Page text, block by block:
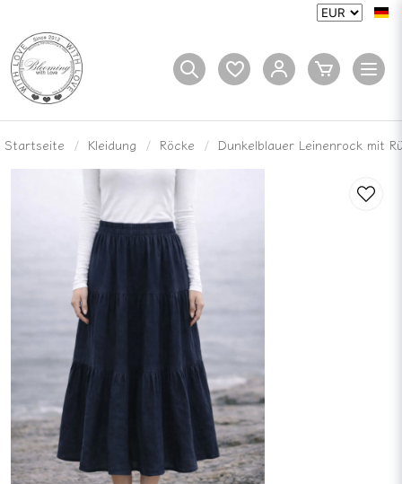
Startseite Kleidung Röcke Dunkelblauer Leinenrock mit